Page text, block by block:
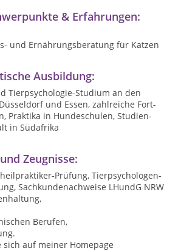
& Erfahrungen:
und Ernährungsberatung für Katzen
Ausbildung:
Tierpsychologie-Studium an den
und Essen, zahlreiche Fort-
Praktika in Hundeschulen, Studien-
in Südafrika
Zeugnisse:
Prüfung, Tierpsychologen-
Sachkundenachweise LHundG NRW
Berufen,
auf meiner Homepage